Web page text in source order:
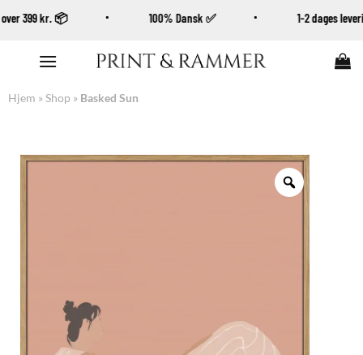
over 399 kr. 📦 100% Dansk ✅ 1-2 dages
indhold
Hjem »Shop » Basked Sun
Zoom